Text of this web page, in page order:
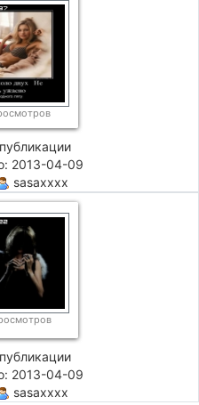
2013-04-09
sasaxxxx
2013-04-09
sasaxxxx